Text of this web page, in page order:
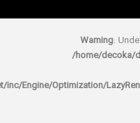
/
rocket/inc/Engine/